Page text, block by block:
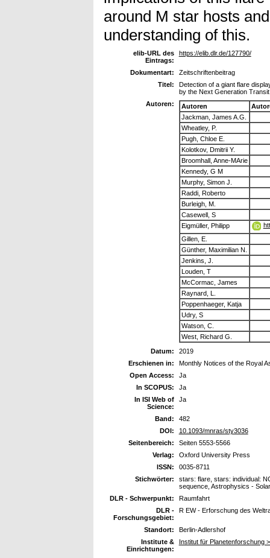
around M star hosts
understanding of this.
elib-URL des
Eintrags:
https://elib.dlr.de/127790/
Dokumentart:
Zeitschriftenbeitrag
Titel:
Detection of a giant flare
by the Next Generation
Autoren:
Autoren
Jackman, James A.G.
Wheatley, P.
Pugh, Chloe E.
Kolotkov, Dmitrii Y.
Broomhall, Anne-MArie
Kennedy, G M
Murphy, Simon J.
Raddi, Roberto
Burleigh, M.
Casewell, S
Eigmüller, Philipp
Gillen, E.
Günther, Maximilian N.
Jenkins, J.
Louden, T
McCormac, James
Raynard, L.
Poppenhaeger, Katja
Udry, S
Watson, C.
West, Richard G.
Datum:
2019
Erschienen in:
Monthly Notices of the Royal
Open Access:
Ja
In SCOPUS:
Ja
In ISI Web of
Science:
Ja
Band:
482
DOI:
10.1093/mnras/sty3036
Seitenbereich:
Seiten 5553-5566
Verlag:
Oxford University Press
ISSN:
0035-8711
Stichwörter:
stars: flare, stars: individual:
sequence, Astrophysics -
DLR - Schwerpunkt:
Raumfahrt
DLR -
Forschungsgebiet:
R EW - Erforschung des
Standort:
Berlin-Adlershof
Institute &
Einrichtungen:
Institut für Planetenforschung